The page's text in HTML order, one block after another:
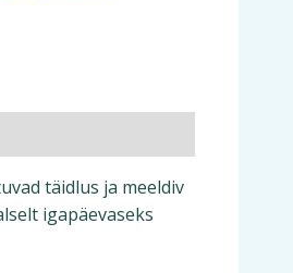
täidlus ja meeldiv
igapäevaseks